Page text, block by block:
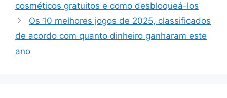
cosméticos gratuitos e como desbloqueá-los
Os 10 melhores jogos de 2025, classificados
de acordo com quanto dinheiro ganharam este
ano